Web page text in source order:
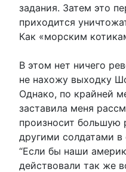
задания. Затем это
приходится
Как «морским
В этом нет ничего
не нахожу выходку
Однако, по крайней
заставила меня
произносит большую
другими солдатами в
“Если бы наши
действовали так же